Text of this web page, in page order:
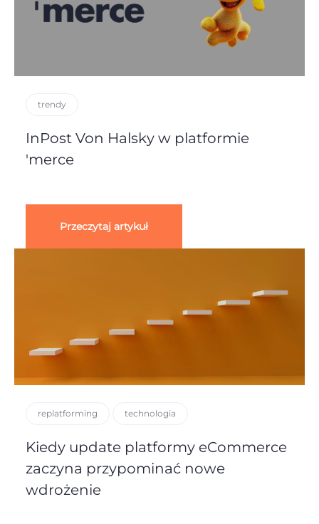
trendy
InPost Von Halsky w platformie
'merce
Przeczytaj artykuł
replatforming technologia
Kiedy update platformy eCommerce
zaczyna przypominać nowe
wdrożenie